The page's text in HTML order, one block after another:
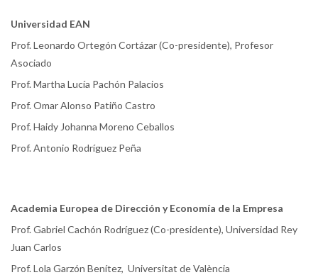
Universidad EAN
Prof. Leonardo Ortegón Cortázar (Co-presidente), Profesor
Asociado
Prof. Martha Lucía Pachón Palacios
Prof. Omar Alonso Patiño Castro
Prof. Haidy Johanna Moreno Ceballos
Prof. Antonio Rodríguez Peña
Academia Europea de Dirección y Economía de la Empresa
Prof. Gabriel Cachón Rodríguez (Co-presidente), Universidad Rey
Juan Carlos
Prof. Lola Garzón Benítez, Universitat de València